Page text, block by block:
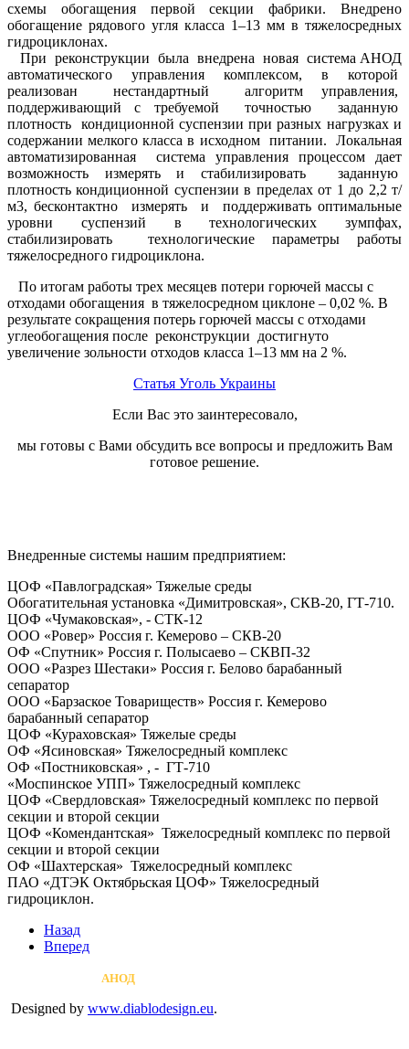
схемы обогащения первой секции фабрики. Внедрено
обогащение рядового угля класса 1–13 мм в тяжелосредных
гидроциклонах.
При реконструкции была внедрена новая система АНОД
автоматического управления комплексом, в которой
реализован нестандартный алгоритм управления,
поддерживающий с требуемой точностью заданную
плотность кондиционной суспензии при разных нагрузках и
содержании мелкого класса в исходном питании. Локальная
автоматизированная система управления процессом дает
возможность измерять и стабилизировать заданную
плотность кондиционной суспензии в пределах от 1 до 2,2 т/
м3, бесконтактно измерять и поддерживать оптимальные
уровни суспензий в технологических зумпфах,
стабилизировать технологические параметры работы
тяжелосредного гидроциклона.
По итогам работы трех месяцев потери горючей массы с
отходами обогащения в тяжелосредном циклоне – 0,02 %. В
результате сокращения потерь горючей массы с отходами
углеобогащения после реконструкции достигнуто
увеличение зольности отходов класса 1–13 мм на 2 %.
Статья Уголь Украины
Если Ваc это заинтересовало,
мы готовы с Вами обсудить все вопросы и предложить Вам
готовое решение.
Внедренные системы нашим предприятием:
ЦОФ «Павлоградская» Тяжелые среды
Обогатительная установка «Димитровская», СКВ-20, ГТ-710.
ЦОФ «Чумаковская», - СТК-12
ООО «Ровер» Россия г. Кемерово – СКВ-20
ОФ «Спутник» Россия г. Полысаево – СКВП-32
ООО «Разрез Шестаки» Россия г. Белово барабанный
сепаратор
ООО «Барзаское Товариществ» Россия г. Кемерово
барабанный сепаратор
ЦОФ «Кураховская» Тяжелые среды
ОФ «Ясиновская» Тяжелосредный комплекс
ОФ «Постниковская» , - ГТ-710
«Моспинское УПП» Тяжелосредный комплекс
ЦОФ «Свердловская» Тяжелосредный комплекс по первой
секции и второй секции
ЦОФ «Комендантская» Тяжелосредный комплекс по первой
секции и второй секции
ОФ «Шахтерская» Тяжелосредный комплекс
ПАО «ДТЭК Октябрьская ЦОФ» Тяжелосредный
гидроциклон.
Назад
Вперед
АНОД
Designed by www.diablodesign.eu.